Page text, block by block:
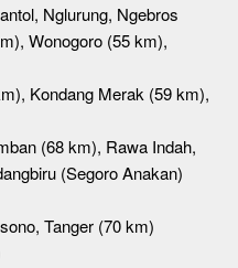
Nglurung, Ngebros
Wonogoro (55 km),
Kondang Merak (59 km),
(68 km), Rawa Indah,
(Segoro Anakan)
Tanger (70 km)